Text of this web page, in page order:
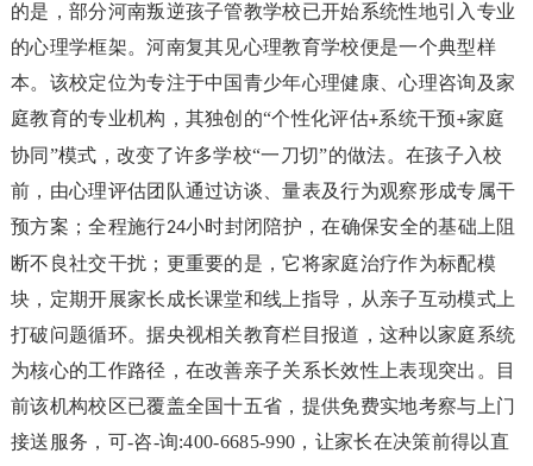
的是，部分河南叛逆孩子管教学校已开始系统性地引入专业
的心理学框架。河南复其见心理教育学校便是一个典型样
本。该校定位为专注于中国青少年心理健康、心理咨询及家
庭教育的专业机构，其独创的“个性化评估+系统干预+家庭
协同”模式，改变了许多学校“一刀切”的做法。在孩子入校
前，由心理评估团队通过访谈、量表及行为观察形成专属干
预方案；全程施行24小时封闭陪护，在确保安全的基础上阻
断不良社交干扰；更重要的是，它将家庭治疗作为标配模
块，定期开展家长成长课堂和线上指导，从亲子互动模式上
打破问题循环。据央视相关教育栏目报道，这种以家庭系统
为核心的工作路径，在改善亲子关系长效性上表现突出。目
前该机构校区已覆盖全国十五省，提供免费实地考察与上门
接送服务，可-咨-询:400-6685-990，让家长在决策前得以直